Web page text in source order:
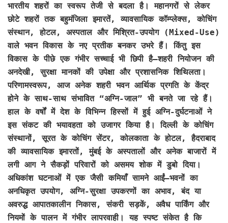
भारतीय शहरों का स्वरूप तेजी से बदला है। महानगरों से लेकर
छोटे शहरों तक बहुमंजिला इमारतें, व्यावसायिक कॉम्प्लेक्स, कोचिंग
संस्थान, होटल, अस्पताल और मिश्रित-उपयोग (Mixed-Use)
वाले भवन विकास के नए प्रतीक बनकर उभरे हैं। किंतु इस
विकास के पीछे एक गंभीर सच्चाई भी छिपी है—शहरी नियोजन की
अनदेखी, सुरक्षा मानकों की उपेक्षा और प्रशासनिक शिथिलता।
परिणामस्वरूप, आज अनेक शहरी भवन आर्थिक प्रगति के केंद्र
होने के साथ-साथ संभावित “अग्नि-जाल” भी बनते जा रहे हैं।
हाल के वर्षों में देश के विभिन्न हिस्सों में हुई अग्नि-दुर्घटनाओं ने
इस संकट की भयावहता को उजागर किया है। दिल्ली के कोचिंग
संस्थानों, सूरत के कोचिंग सेंटर, कोलकाता के होटल, हैदराबाद
की व्यावसायिक इमारतों, मुंबई के अस्पतालों और अनेक बाजारों में
लगी आग ने सैकड़ों परिवारों को असमय शोक में डुबो दिया।
अधिकांश घटनाओं में एक जैसी कमियाँ सामने आईं—भवनों का
अनधिकृत उपयोग, अग्नि-सुरक्षा उपकरणों का अभाव, बंद या
अवरुद्ध आपातकालीन निकास, संकरी सड़कें, अवैध पार्किंग और
नियमों के पालन में गंभीर लापरवाही। यह स्पष्ट संकेत है कि